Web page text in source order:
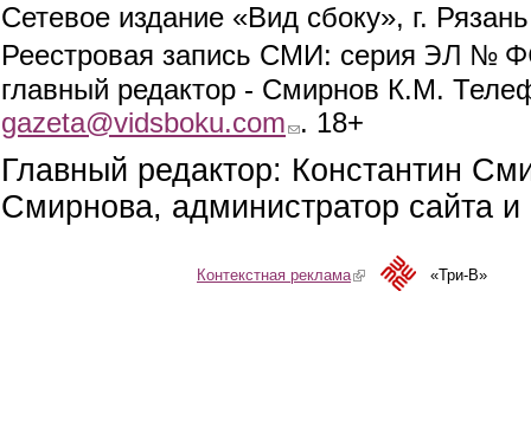
Сетевое издание «Вид сбоку», г.
Реестровая запись СМИ: серия ЭЛ №
главный редактор - Смирнов К.М.
gazeta@vidsboku.com (link sends e-mail)
. 18+
Главный редактор: Константин
Смирнова, администратор сайта
Контекстная реклама(link is external)«Три-В»